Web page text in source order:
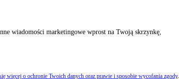
wiadomości marketingowe wprost na Twoją skrzynkę,
więcej o ochronie Twoich danych oraz prawie i sposobie wycofania zgody.